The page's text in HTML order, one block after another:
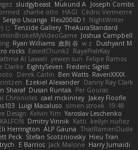
sludgybeast Mukund A Joseph Combs
charlie otto HAGI Cédric Vermeirre
Sergio Uscanga Flex2006D !
NightWriter
じ Tenzide Gallery TheAuraStandard
Joshua Campbell
Ryan Williams 政則 谷 w z
Dushyant M
rocks EasedChunk2 RayePixlrKay
Al Lawati yewen sun Felipe Ramos
Clarke EightySeven Frederic Sigrist
Derek Carlin Ben Watts RavenXXXX
Ezekiel Alexander Danny Ray Clark
Sharaf Dusan Runtak Per Gouras
Chronicles cael mckinney Jakey Floofle
Luigi Macaluso simen stroek 19:48
Design Kelvin Yim Yaroslav Leschenko
Dmitry Vinnik Katti keilyn nuñez
Herrington ALP Gauna ThatRamenDude
Peck Stefan Scotzniovsky Hieu Tran
E Barrios Jack Malone Harry Jumaidi